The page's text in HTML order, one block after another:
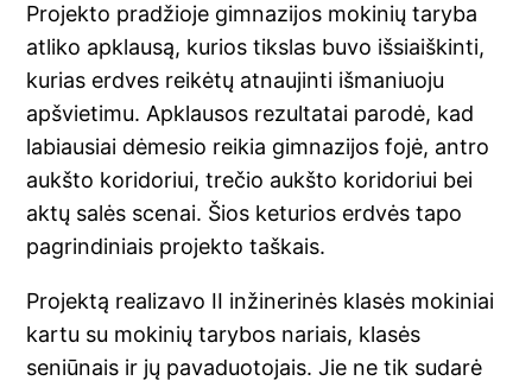
Projekto pradžioje gimnazijos mokinių taryba
atliko apklausą, kurios tikslas buvo išsiaiškinti,
kurias erdves reikėtų atnaujinti išmaniuoju
apšvietimu. Apklausos rezultatai parodė, kad
labiausiai dėmesio reikia gimnazijos fojė, antro
aukšto koridoriui, trečio aukšto koridoriui bei
aktų salės scenai. Šios keturios erdvės tapo
pagrindiniais projekto taškais.
Projektą realizavo II inžinerinės klasės mokiniai
kartu su mokinių tarybos nariais, klasės
seniūnais ir jų pavaduotojais. Jie ne tik sudarė